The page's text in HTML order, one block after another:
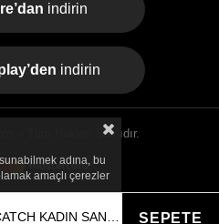
indirin
indirin
- Tüm Hakları Saklıdır.
adına, bu
amaçlı çerezler